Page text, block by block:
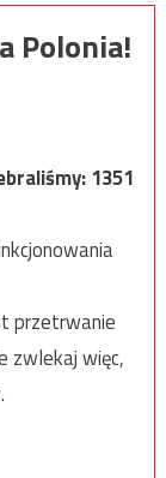
Polonia!
1351
przetrwanie
zwlekaj więc,